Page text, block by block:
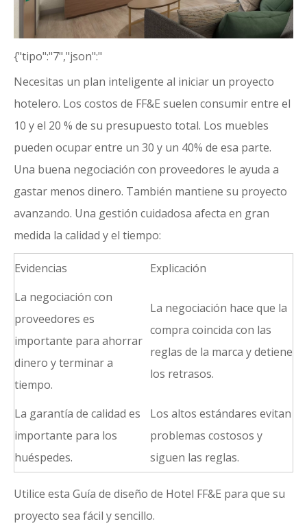
{"tipo":"7","json":"
Necesitas un plan inteligente al iniciar un proyecto
hotelero. Los costos de FF&E suelen consumir entre el
10 y el 20 % de su presupuesto total. Los muebles
pueden ocupar entre un 30 y un 40% de esa parte.
Una buena negociación con proveedores le ayuda a
gastar menos dinero. También mantiene su proyecto
avanzando. Una gestión cuidadosa afecta en gran
medida la calidad y el tiempo:
Evidencias
Explicación
La negociación con
proveedores es
importante para ahorrar
dinero y terminar a
tiempo.
La negociación hace que la
compra coincida con las
reglas de la marca y detiene
los retrasos.
La garantía de calidad es
importante para los
huéspedes.
Los altos estándares evitan
problemas costosos y
siguen las reglas.
Utilice esta Guía de diseño de Hotel FF&E para que su
proyecto sea fácil y sencillo.